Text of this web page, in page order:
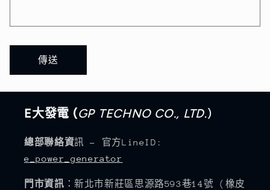
傳送
E大發電 (GP TECHNO CO., LTD.)
總部聯絡資訊 - 官方LineID:
e_power_generator
門市資訊 ：新北市新莊區思源路593巷14號 (橡皮